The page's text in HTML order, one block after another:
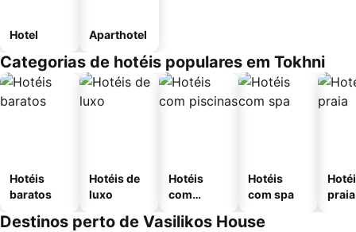
Hotel Aparthotel
Categorias de hotéis populares em Tokhni
Hotéis
baratos
Hotéis de
luxo
Hotéis
com
Hotéis
com spa
praia
Destinos perto de Vasilikos House